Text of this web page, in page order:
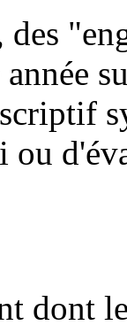
des
ou
dont